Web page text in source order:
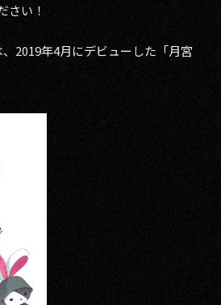
さい！
2019年4月にデビューした「月宮